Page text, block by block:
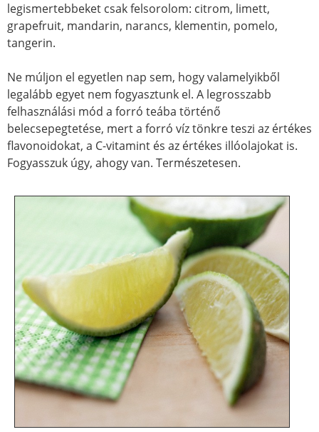
legismertebbeket csak felsorolom: citrom, limett,
grapefruit, mandarin, narancs, klementin, pomelo,
tangerin.
Ne múljon el egyetlen nap sem, hogy valamelyikből
legalább egyet nem fogyasztunk el. A legrosszabb
felhasználási mód a forró teába történő
belecsepegtetése, mert a forró víz tönkre teszi az értékes
flavonoidokat, a C-vitamint és az értékes illóolajokat is.
Fogyasszuk úgy, ahogy van. Természetesen.